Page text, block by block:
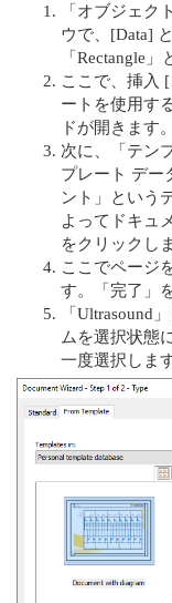
「オブジェク
ウで、[Data]
「Rectangle
ここで、挿入
ートを使用す
ドが開きます。
次に、「テン
プレート デー
ント」という
よってドキュ
をクリックし
ここでページ
す。「完了」
「Ultrasound
ムを選択状態
一度選択します